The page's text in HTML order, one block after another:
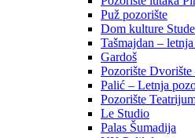
Puž pozorište
Dom kulture
Tašmajdan –
Gardoš
Pozorište
Palić – Letnja
Pozorište
Le Studio
Palas Šumadija